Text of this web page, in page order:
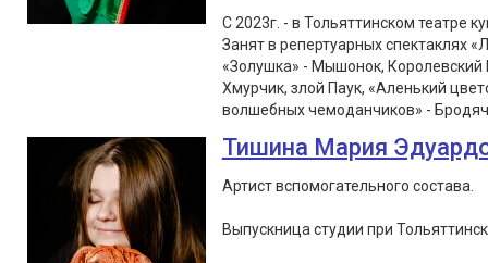
С 2023г. - в Тольяттинском театре
Занят в репертуарных спектаклях
«Золушка» - Мышонок,
Хмурчик, злой Паук, «Аленький
волшебных чемоданчиков» -
Тишина Мария
Артист вспомогательного состава.
Выпускница студии при